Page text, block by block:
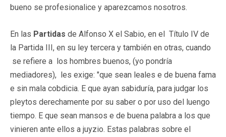
bueno se profesionalice y aparezcamos nosotros.
En las Partidas de Alfonso X el Sabio, en el Título IV de
la Partida III, en su ley tercera y también en otras, cuando
se refiere a los hombres buenos, (yo pondría
mediadores), les exige: "que sean leales e de buena fama
e sin mala cobdicia. E que ayan sabiduría, para judgar los
pleytos derechamente por su saber o por uso del luengo
tiempo. E que sean mansos e de buena palabra a los que
vinieren ante ellos a juyzio. Estas palabras sobre el